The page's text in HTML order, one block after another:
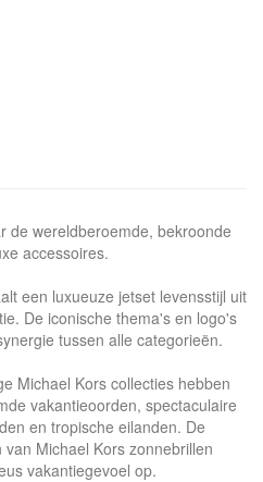
de wereldberoemde, bekroonde
accessoires.
een luxueuze jetset levensstijl uit
De iconische thema's en logo's
tussen alle categorieën.
Michael Kors collecties hebben
vakantieoorden, spectaculaire
en tropische eilanden. De
Michael Kors zonnebrillen
vakantiegevoel op.